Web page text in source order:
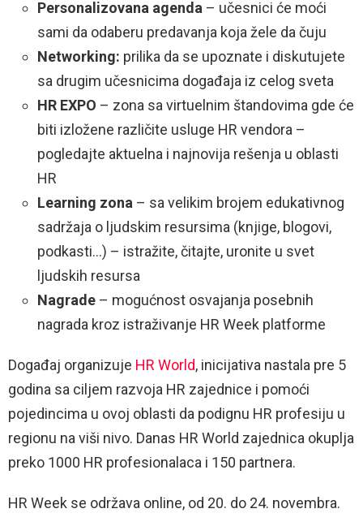
Personalizovana agenda – učesnici će moći
sami da odaberu predavanja koja žele da čuju
Networking: prilika da se upoznate i diskutujete
sa drugim učesnicima događaja iz celog sveta
HR EXPO – zona sa virtuelnim štandovima gde će
biti izložene različite usluge HR vendora –
pogledajte aktuelna i najnovija rešenja u oblasti
HR
Learning zona – sa velikim brojem edukativnog
sadržaja o ljudskim resursima (knjige, blogovi,
podkasti…) – istražite, čitajte, uronite u svet
ljudskih resursa
Nagrade – mogućnost osvajanja posebnih
nagrada kroz istraživanje HR Week platforme
Događaj organizuje HR World, inicijativa nastala pre 5
godina sa ciljem razvoja HR zajednice i pomoći
pojedincima u ovoj oblasti da podignu HR profesiju u
regionu na viši nivo. Danas HR World zajednica okuplja
preko 1000 HR profesionalaca i 150 partnera.
HR Week se održava online, od 20. do 24. novembra.